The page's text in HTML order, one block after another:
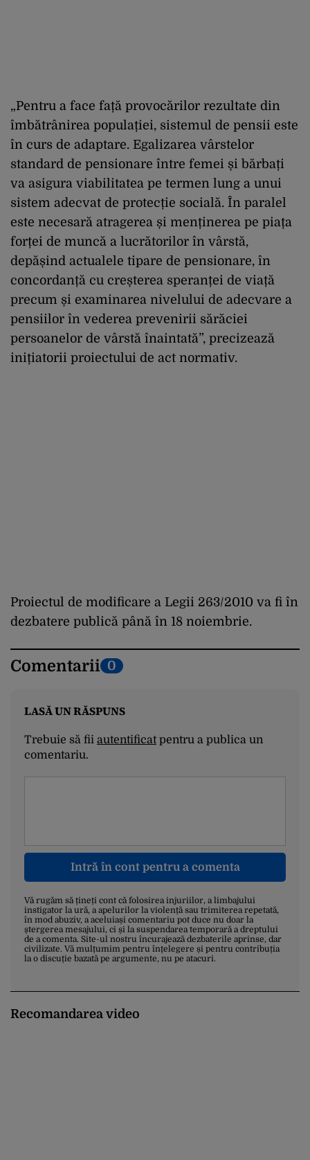
„Pentru a face față provocărilor rezultate din
îmbătrânirea populației, sistemul de pensii este
în curs de adaptare. Egalizarea vârstelor
standard de pensionare între femei și bărbați
va asigura viabilitatea pe termen lung a unui
sistem adecvat de protecție socială. În paralel
este necesară atragerea și menținerea pe piața
forței de muncă a lucrătorilor în vârstă,
depășind actualele tipare de pensionare, în
concordanță cu creșterea speranței de viață
precum și examinarea nivelului de adecvare a
pensiilor în vederea prevenirii sărăciei
persoanelor de vârstă înaintată”, precizează
inițiatorii proiectului de act normativ.
Proiectul de modificare a Legii 263/2010 va fi în
dezbatere publică până în 18 noiembrie.
Comentarii 0
LASĂ UN RĂSPUNS
Trebuie să fii autentificatpentru a publica un
comentariu.
Intră în cont pentru a comenta
Vă rugăm să țineți cont că folosirea injuriilor, a limbajului
instigator la ură, a apelurilor la violență sau trimiterea repetată,
în mod abuziv, a aceluiași comentariu pot duce nu doar la
ștergerea mesajului, ci și la suspendarea temporară a dreptului
de a comenta. Site-ul nostru încurajează dezbaterile aprinse, dar
civilizate. Vă mulțumim pentru înțelegere și pentru contribuția
la o discuție bazată pe argumente, nu pe atacuri.
Recomandarea video